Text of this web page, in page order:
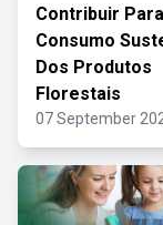
Contribuir
Consumo
Dos Produtos
Florestais
07 September